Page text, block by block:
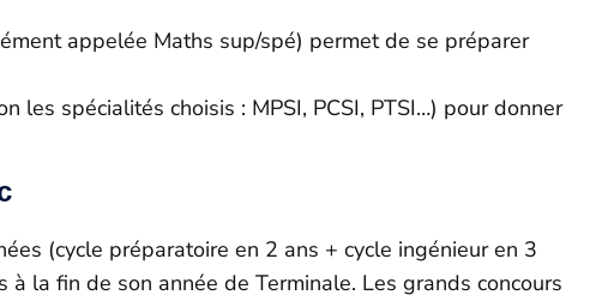
appelée Maths sup/spé) permet de se préparer
spécialités choisis : MPSI, PCSI, PTSI…) pour donner
(cycle préparatoire en 2 ans + cycle ingénieur en 3
la fin de son année de Terminale. Les grands concours